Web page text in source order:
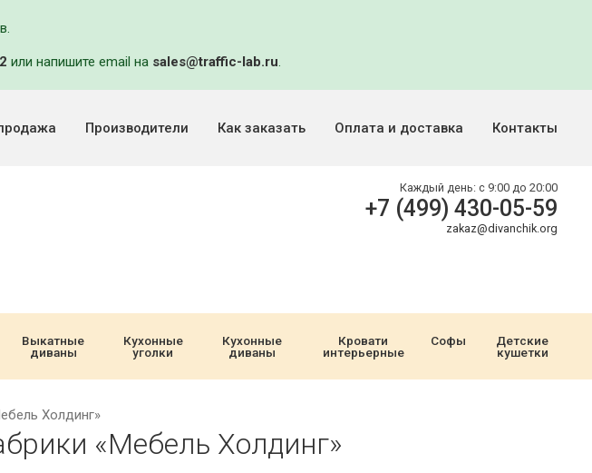
или напишите email на sales@traffic-lab.ru.
Производители Как заказать Оплата и доставка Контакты
Каждый день: с 9:00 до 20:00
+7 (499) 430-05-59
zakaz@divanchik.org
Выкатные
диваны
Кухонные
уголки
Кухонные
диваны
Кровати
интерьерные
Софы
Детские
кушетки
Холдинг»
«Мебель Холдинг»